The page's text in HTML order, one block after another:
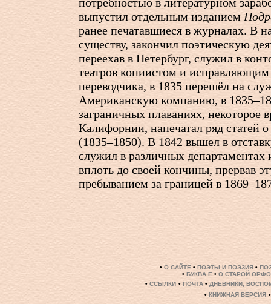
выпустил отдельным изданием
ранее печатавшиеся в журналах. В
существу, закончил поэтическую
переехав в Петербург, служил в
театров копиистом и исправляющим
переводчика, в 1835 перешёл на
Американскую компанию, в
заграничных плаваниях, некоторое
Калифорнии, напечатал ряд статей
(1835–1850). В 1842 вышел в
служил в различных департаментах
вплоть до своей кончины, прервав
пребыванием за границей в